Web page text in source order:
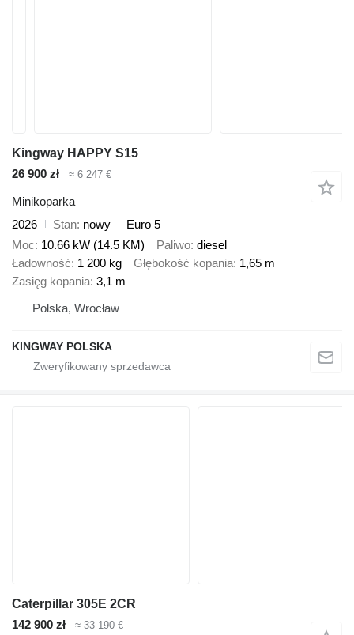
Kingway HAPPY S15
26 900 zł
≈ 6 247 €
Minikoparka
2026
Stan nowy
Euro 5
Moc 10.66 kW (14.5 KM) Paliwo diesel
Ładowność 1 200 kg Głębokość kopania 1,65 m
Zasięg kopania 3,1 m
Polska, Wrocław
KINGWAY POLSKA
Caterpillar 305E 2CR
142 900 zł
≈ 33 190 €